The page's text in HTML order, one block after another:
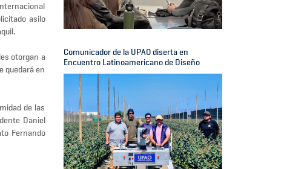
asilo
otorgan a
quedará en
de las
Daniel
Fernando
Comunicador de la UPAO diserta en
Encuentro Latinoamericano de Diseño